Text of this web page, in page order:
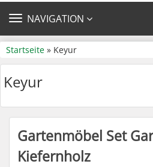
TOGGLE
NAVIGATION
Startseite » Keyur
Keyur
Gartenmöbel Set
Kiefernholz